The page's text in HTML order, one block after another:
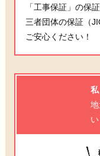
「工事保証」の保
三者団体の保証（
ご安心ください！